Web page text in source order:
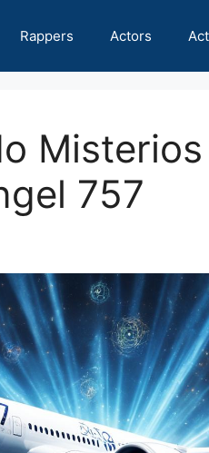
Rappers Actors
757